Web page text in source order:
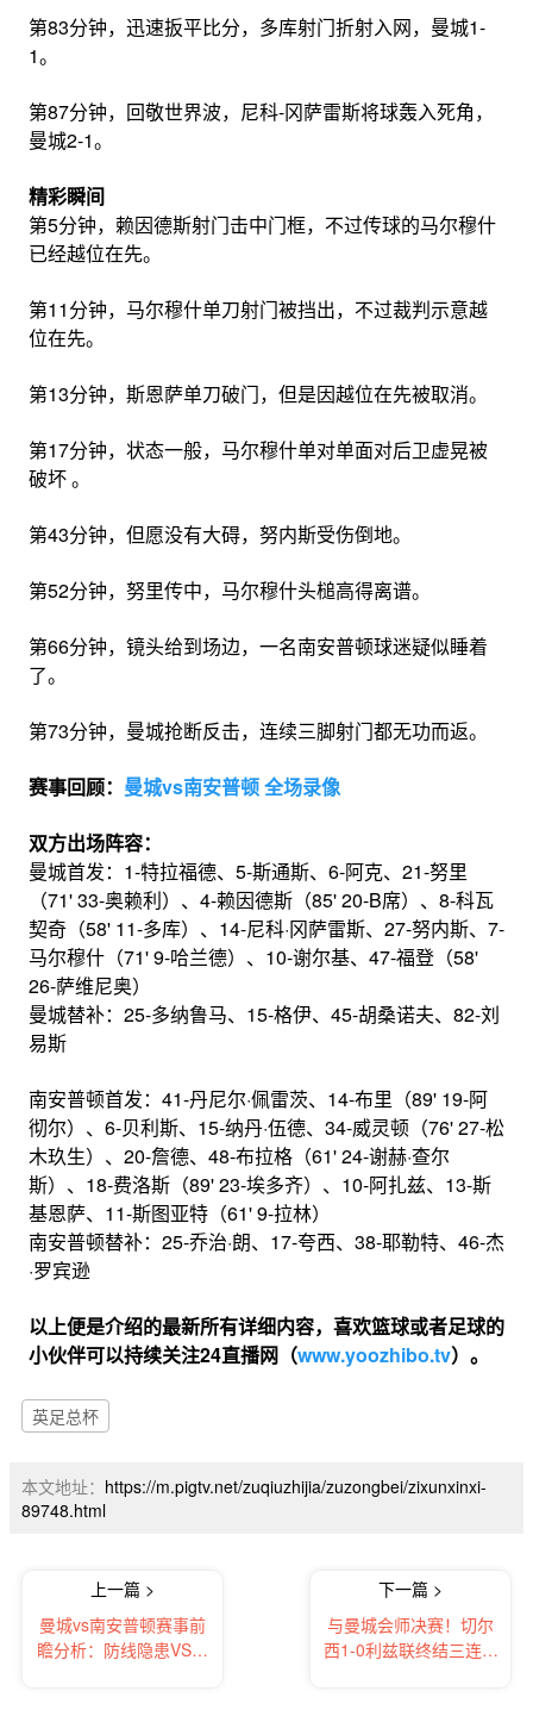
第83分钟，迅速扳平比分，多库射门折射入网，曼城1-
1。
第87分钟，回敬世界波，尼科-冈萨雷斯将球轰入死角，
曼城2-1。
精彩瞬间
第5分钟，赖因德斯射门击中门框，不过传球的马尔穆什
已经越位在先。
第11分钟，马尔穆什单刀射门被挡出，不过裁判示意越
位在先。
第13分钟，斯恩萨单刀破门，但是因越位在先被取消。
第17分钟，状态一般，马尔穆什单对单面对后卫虚晃被
破坏 。
第43分钟，但愿没有大碍，努内斯受伤倒地。
第52分钟，努里传中，马尔穆什头槌高得离谱。
第66分钟，镜头给到场边，一名南安普顿球迷疑似睡着
了。
第73分钟，曼城抢断反击，连续三脚射门都无功而返。
赛事回顾： 曼城vs南安普顿 全场录像
双方出场阵容：
曼城首发：1-特拉福德、5-斯通斯、6-阿克、21-努里
（71' 33-奥赖利）、4-赖因德斯（85' 20-B席）、8-科瓦
契奇（58' 11-多库）、14-尼科·冈萨雷斯、27-努内斯、7-
马尔穆什（71' 9-哈兰德）、10-谢尔基、47-福登（58'
26-萨维尼奥）
曼城替补：25-多纳鲁马、15-格伊、45-胡桑诺夫、82-刘
易斯
南安普顿首发：41-丹尼尔·佩雷茨、14-布里（89' 19-阿
彻尔）、6-贝利斯、15-纳丹·伍德、34-威灵顿（76' 27-松
木玖生）、20-詹德、48-布拉格（61' 24-谢赫·查尔
斯）、18-费洛斯（89' 23-埃多齐）、10-阿扎兹、13-斯
基恩萨、11-斯图亚特（61' 9-拉林）
南安普顿替补：25-乔治·朗、17-夸西、38-耶勒特、46-杰
·罗宾逊
以上便是介绍的最新所有详细内容，喜欢篮球或者足球的
小伙伴可以持续关注24直播网（www.yoozhibo.tv）。
英足总杯
本文地址： https://m.pigtv.net/zuqiuzhijia/zuzongbei/zixunxinxi-
89748.html
上一篇 >
曼城vs南安普顿赛事前
瞻分析：防线隐患VS反
下一篇 >
与曼城会师决赛！切尔
西1-0利兹联终结三连败